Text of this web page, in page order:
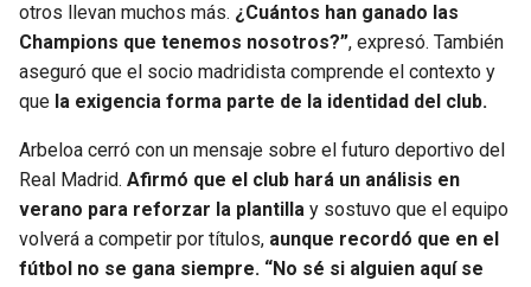
otros llevan muchos más. ¿Cuántos han ganado las
Champions que tenemos nosotros?”, expresó. También
aseguró que el socio madridista comprende el contexto y
que la exigencia forma parte de la identidad del club.
Arbeloa cerró con un mensaje sobre el futuro deportivo del
Real Madrid. Afirmó que el club hará un análisis en
verano para reforzar la plantilla y sostuvo que el equipo
volverá a competir por títulos, aunque recordó que en el
fútbol no se gana siempre. “No sé si alguien aquí se